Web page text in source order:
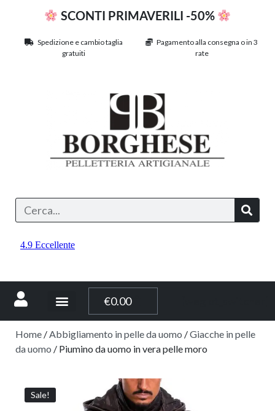
SCONTI PRIMAVERILI -50%
Spedizione e cambio taglia
gratuiti
Pagamento alla consegna o in 3
rate
€0.00
Home /Abbigliamento in pelle da uomo /Giacche in pelle
da uomo / Piumino da uomo in vera pelle moro
Sale!